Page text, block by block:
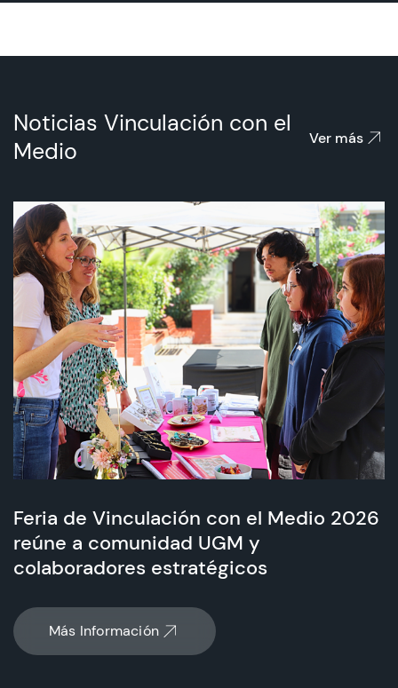
Admisión
Dirección de Desarrollo Estudiantil
Becas y Beneficios
Estudiantes
Académicos
Alumni
Biblioteca
UGM Online
Language Center
CIEO
Contacto y Horarios
modo claro
Noticias Vinculación con el
Medio
Ver más
Feria de Vinculación con el Medio 2026
reúne a comunidad UGM y
colaboradores estratégicos
Más Información